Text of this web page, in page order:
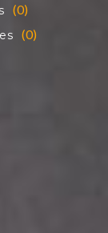
(0)
(0)